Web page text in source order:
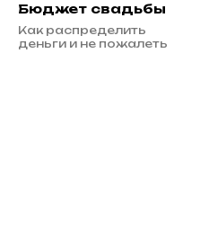
Бюджет свадьбы
Как распределить
деньги и не пожалеть